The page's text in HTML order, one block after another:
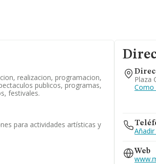
realizacion, programacion,
publicos, programas,
festivales.
para actividades artísticas y
Plaza
Como
Web